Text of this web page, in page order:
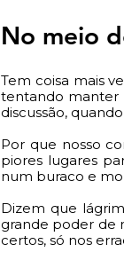
No meio
Tem coisa mais
tentando manter
discussão,
Por que nosso
piores lugares
num buraco e
Dizem que
grande poder de
certos, só nos